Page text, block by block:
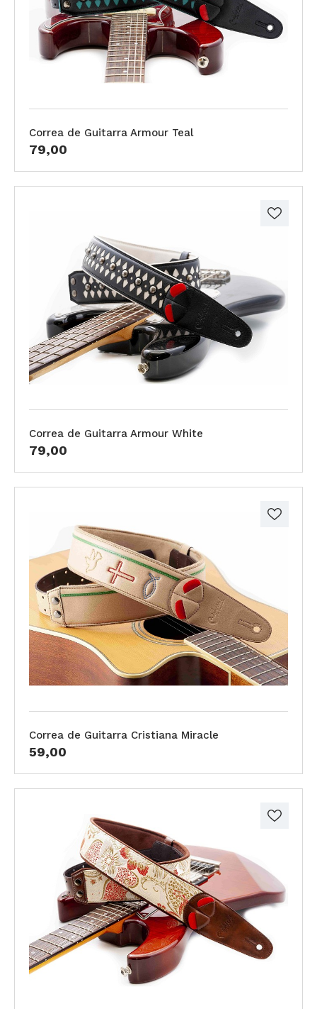
Correa de Guitarra Armour Teal
79,00
Correa de Guitarra Armour White
79,00
Correa de Guitarra Cristiana Miracle
59,00